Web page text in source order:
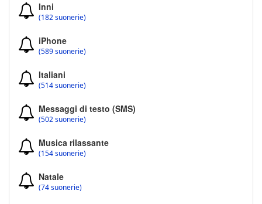
Inni
(182 suonerie)
iPhone
(589 suonerie)
Italiani
(514 suonerie)
Messaggi di testo (SMS)
(502 suonerie)
Musica rilassante
(154 suonerie)
Natale
(74 suonerie)